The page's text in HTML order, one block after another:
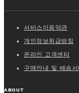
서비스이용약관
개인정보취급방침
온라인 고객센터
구매안내 및 배송서
ABOUT